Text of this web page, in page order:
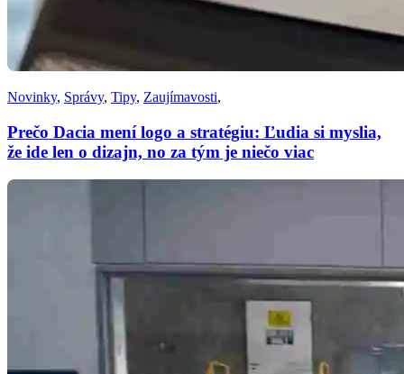
Novinky, Správy, Tipy, Zaujímavosti,
Prečo Dacia mení logo a stratégiu: Ľudia si myslia,
že ide len o dizajn, no za tým je niečo viac